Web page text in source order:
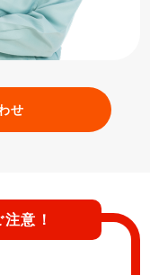
せ
意！